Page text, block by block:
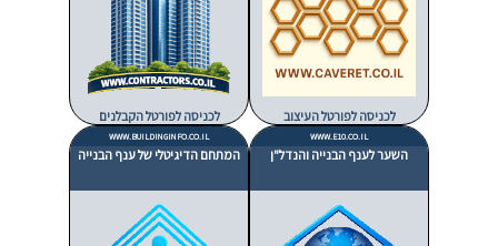
לכניסה לפורטל העיצוב לכניסה לפורטל הקבלנים
WWW.E10.CO.IL
השער לענף הבנייה והנדל"ן
WWW.BUILDINGINFO.CO.IL
המתחם הדיגיטלי של ענף הבנייה